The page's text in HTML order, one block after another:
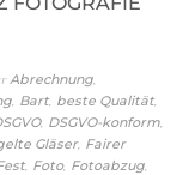
Abrechnung
Bart beste Qualität
, DSGVO-konform
Gläser, Fairer
Foto, Fotoabzug